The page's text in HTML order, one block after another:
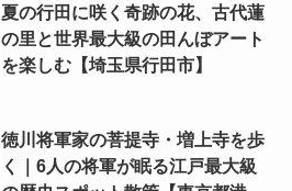
夏の行田に咲く奇跡の花、古代蓮
の里と世界最大級の田んぼアート
を楽しむ【埼玉県行田市】
徳川将軍家の菩提寺・増上寺を歩
く｜6人の将軍が眠る江戸最大級